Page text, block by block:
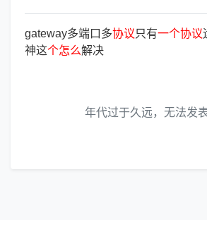
gateway多端口多协议只有一个协议
神这个怎么解决
年代过于久远，无法发